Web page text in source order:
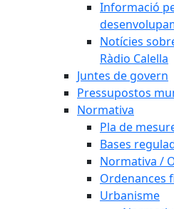
Informació
Notícies
Ràdio Calella
Juntes de govern
Pressupostos
Normativa
Pla de
Bases
Normativa /
Ordenances
Urbanisme